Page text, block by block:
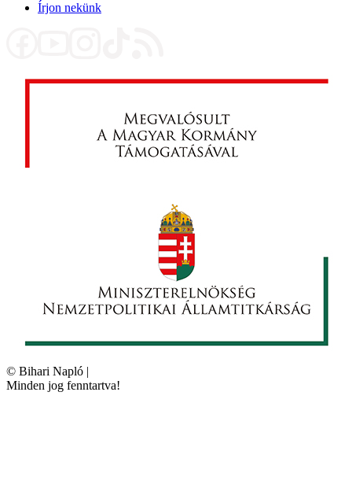
Írjon nekünk
© Bihari Napló |
Minden jog fenntartva!